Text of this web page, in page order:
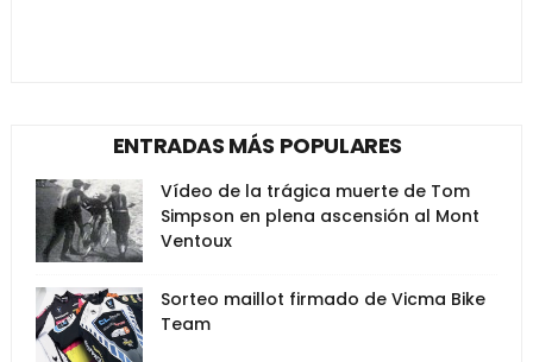
ENTRADAS MÁS POPULARES
Vídeo de la trágica muerte de Tom
Simpson en plena ascensión al Mont
Ventoux
Sorteo maillot firmado de Vicma Bike
Team